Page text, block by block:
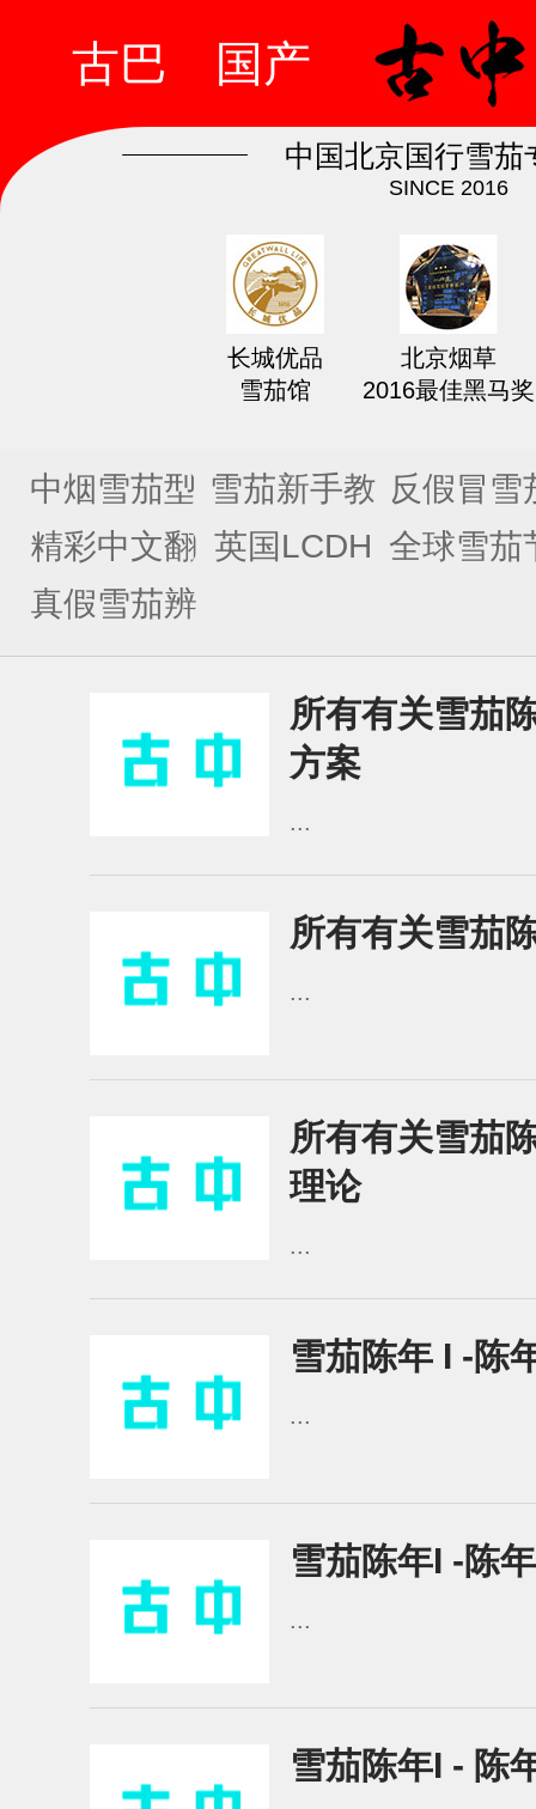
古巴 国产
中国北京国行雪茄
SINCE 2016
长城优品
雪茄馆
北京烟草
2016最佳黑马奖
中烟雪茄型
号
雪茄新手教
程
反假冒雪
课程
精彩中文翻
译
英国LCDH 全球雪茄
真假雪茄辨
别
所有有关雪茄
方案
...
所有有关雪茄
...
所有有关雪茄
理论
...
雪茄陈年 I -陈
...
雪茄陈年I -陈
...
雪茄陈年I - 陈